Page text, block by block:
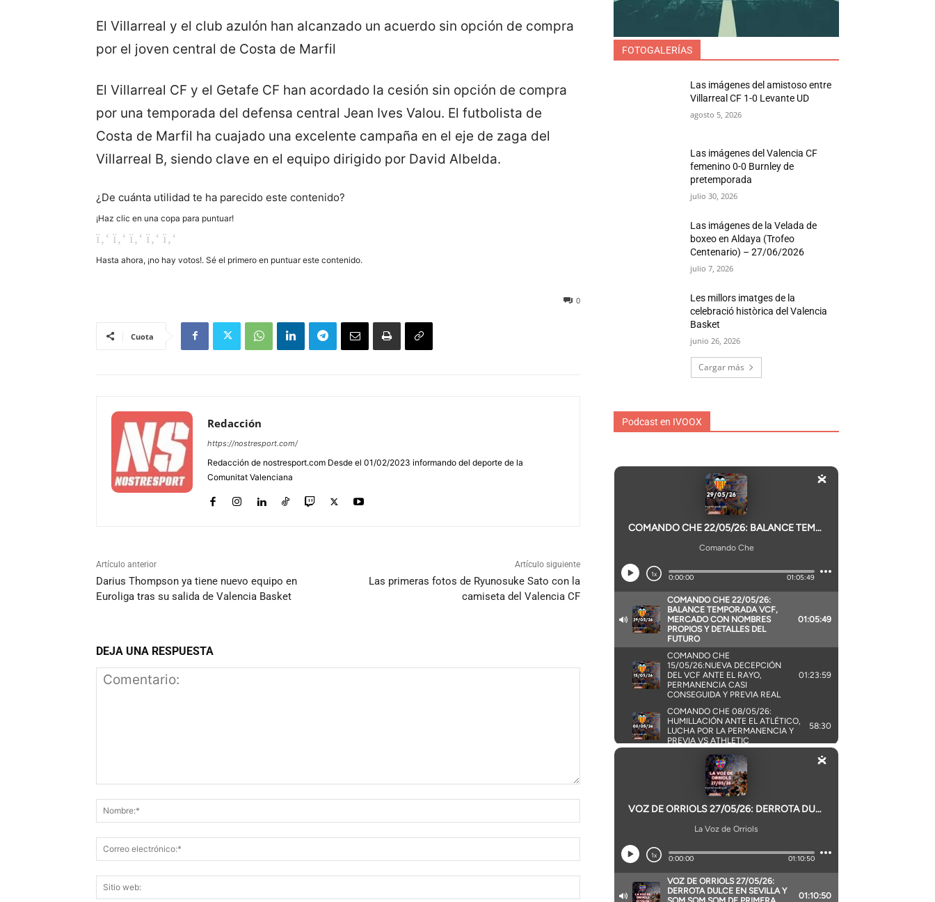
El Villarreal y el club azulón han alcanzado un acuerdo sin opción de compra
por el joven central de Costa de Marfil
El Villarreal CF y el Getafe CF han acordado la cesión sin opción de compra
por una temporada del defensa central Jean Ives Valou. El futbolista de
Costa de Marfil ha cuajado una excelente campaña en el eje de zaga del
Villarreal B, siendo clave en el equipo dirigido por David Albelda.
¿De cuánta utilidad te ha parecido este contenido?
¡Haz clic en una copa para puntuar!
Hasta ahora, ¡no hay votos!. Sé el primero en puntuar este contenido.
0
Cuota
Redacción
https://nostresport.com/
Redacción de nostresport.com Desde el 01/02/2023 informando del deporte de la
Comunitat Valenciana
Artículo anterior
Darius Thompson ya tiene nuevo equipo en
Euroliga tras su salida de Valencia Basket
Artículo siguiente
Las primeras fotos de Ryunosuke Sato con la
camiseta del Valencia CF
DEJA UNA RESPUESTA
Nombre:*
electrónico:*
web:
FOTOGALERÍAS
Las imágenes del amistoso entre
Villarreal CF 1-0 Levante UD
agosto 5, 2026
Las imágenes del Valencia CF
femenino 0-0 Burnley de
pretemporada
julio 30, 2026
Las imágenes de la Velada de
boxeo en Aldaya (Trofeo
Centenario) – 27/06/2026
julio 7, 2026
Les millors imatges de la
celebració històrica del Valencia
Basket
junio 26, 2026
Cargar más
Podcast en IVOOX